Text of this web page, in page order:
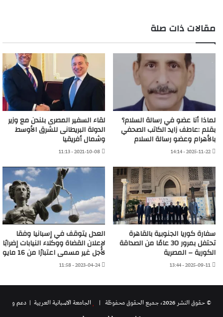
مقالات ذات صلة
لماذا أنا عضو في رسالة السلام؟
بقلم :عاطف زايد الكاتب الصحفي
بالأهرام وعضو رسالة السلام
2025-11-22 - 14:14
لقاء السفير المصرى بلندن مع وزير
الدولة البريطانى للشرق الأوسط
وشمال أفريقيا
2021-10-08 - 11:13
سفارة كوريا الجنوبية بالقاهرة
تحتفل بمرور 30 عامًا من الصداقة
الكورية – المصرية
2025-09-11 - 13:44
العدل يتوقف في إسبانيا وفقا
لإعلان القضاة ووكلاء النيابات إضرابًا
لأجل غير مسمى اعتبارًا من 16 مايو
2023-04-24 - 11:58
© حقوق النشر 2026، جميع الحقوق محفوظة | الجامعة الاسبانية العريية | دعم و